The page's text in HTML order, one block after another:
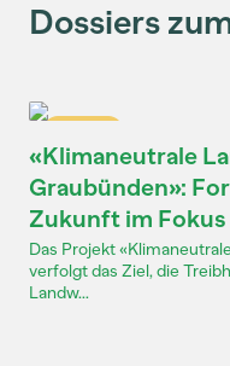
Dossiers
«Klimaneutrale
Graubünden»:
Zukunft im Fokus
Das Projekt
verfolgt das Ziel, die
Landw...